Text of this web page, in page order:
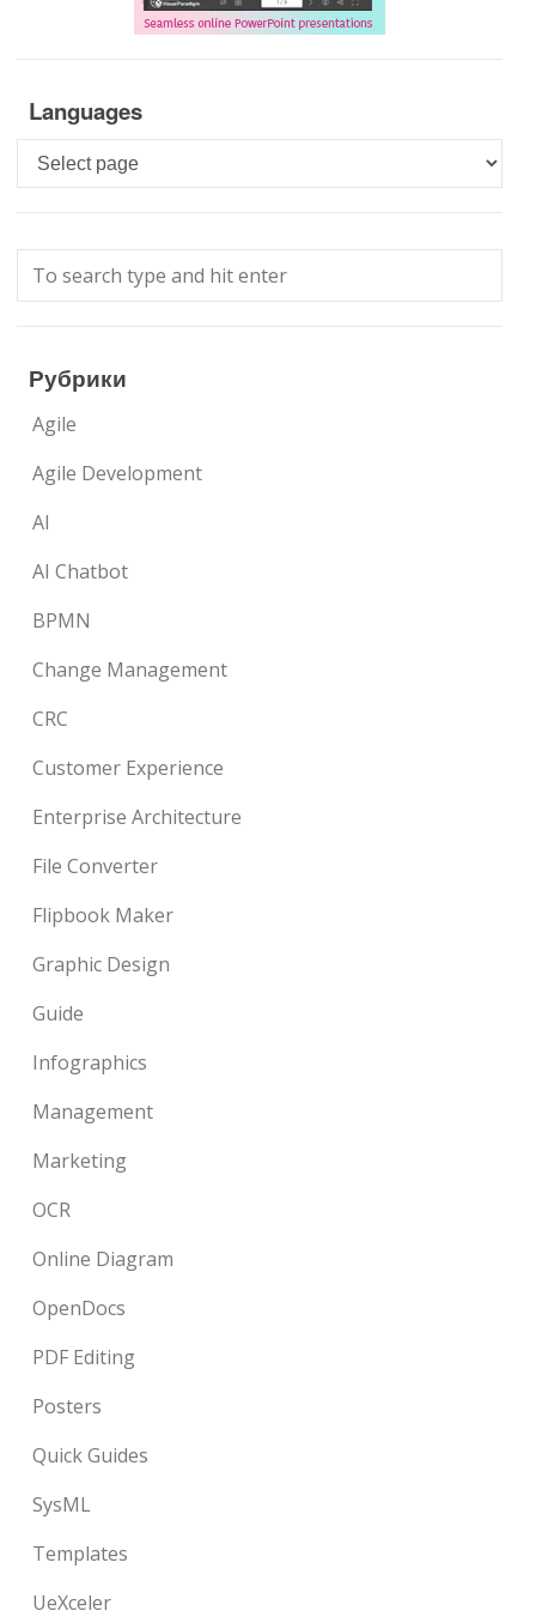
Languages
Languages
Рубрики
Agile
Agile Development
AI
AI Chatbot
BPMN
Change Management
CRC
Customer Experience
Enterprise Architecture
File Converter
Flipbook Maker
Graphic Design
Guide
Infographics
Management
Marketing
OCR
Online Diagram
OpenDocs
PDF Editing
Posters
Quick Guides
SysML
Templates
UeXceler